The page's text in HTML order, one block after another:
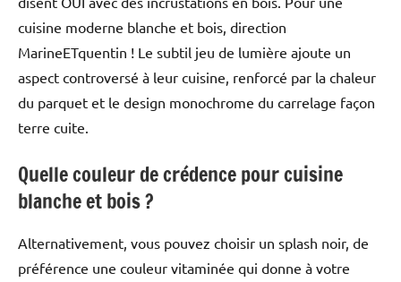
cuisine moderne blanche et bois, direction
MarineETquentin ! Le subtil jeu de lumière ajoute un
aspect controversé à leur cuisine, renforcé par la chaleur
du parquet et le design monochrome du carrelage façon
terre cuite.
Quelle couleur de crédence pour cuisine
blanche et bois ?
Alternativement, vous pouvez choisir un splash noir, de
préférence une couleur vitaminée qui donne à votre